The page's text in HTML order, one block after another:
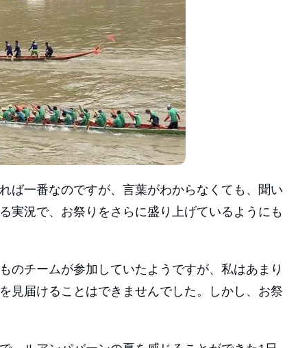
ば一番なのですが、言葉がわからなくても、聞い
実況で、お祭りをさらに盛り上げているようにも
のチームが参加していたようですが、私はあまり
見届けることはできませんでした。しかし、お祭